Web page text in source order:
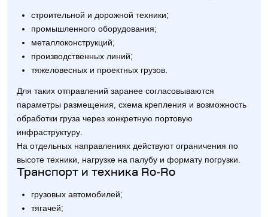
строительной и дорожной техники;
промышленного оборудования;
металлоконструкций;
производственных линий;
тяжеловесных и проектных грузов.
Для таких отправлений заранее согласовываются
параметры размещения, схема крепления и возможность
обработки груза через конкретную портовую
инфраструктуру.
На отдельных направлениях действуют ограничения по
высоте техники, нагрузке на палубу и формату погрузки.
Транспорт и техника Ro-Ro
грузовых автомобилей;
тягачей;